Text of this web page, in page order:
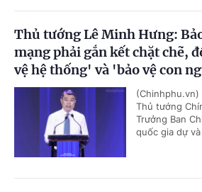
Thủ tướng Lê Minh Hưng:
mạng phải gắn kết chặt chẽ,
vệ hệ thống' và 'bảo vệ con
Thủ tướng
Trưởng Ban
quốc gia dự